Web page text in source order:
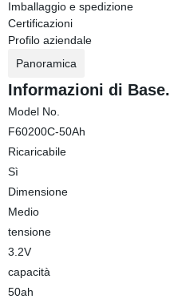
Imballaggio e spedizione
Certificazioni
Profilo aziendale
Panoramica
Informazioni di Base.
Model No.
F60200C-50Ah
Ricaricabile
Sì
Dimensione
Medio
tensione
3.2V
capacità
50ah